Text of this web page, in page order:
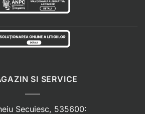
SI SERVICE
Secuiesc, 535600: